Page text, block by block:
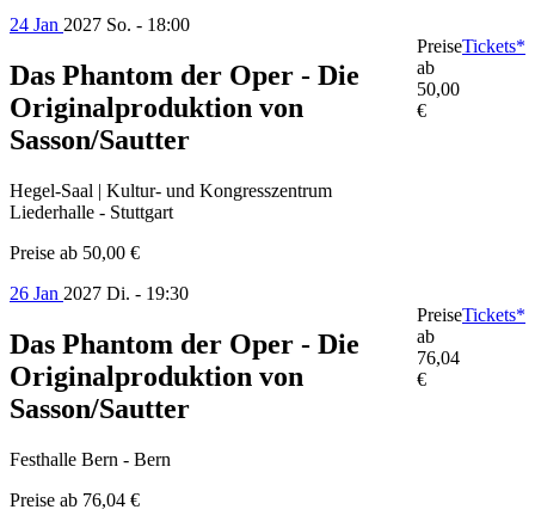
24 Jan 2027 So. - 18:00
Das Phantom der Oper - Die
Originalproduktion von
Sasson/Sautter
Hegel-Saal | Kultur- und Kongresszentrum
Liederhalle - Stuttgart
Preise ab 50,00 €
Preise
ab
50,00
€
Tickets*
26 Jan 2027 Di. - 19:30
Das Phantom der Oper - Die
Originalproduktion von
Sasson/Sautter
Festhalle Bern - Bern
Preise ab 76,04 €
Preise
ab
76,04
€
Tickets*